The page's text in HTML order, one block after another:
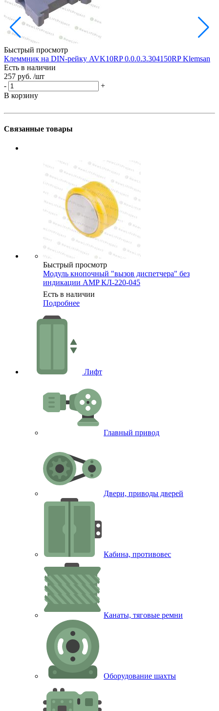
Быстрый просмотр
Клеммник на DIN-рейку AVK10RP 0.0.0.3.304150RP Klemsan
Есть в наличии
257 руб. /шт
-
+
В корзину
Связанные товары
Быстрый просмотр
Модуль кнопочный "вызов диспетчера" без
индикации AMP КЛ-220-045
Есть в наличии
Подробнее
Лифт
Главный привод
Двери, приводы дверей
Кабина, противовес
Канаты, тяговые ремни
Оборудование шахты